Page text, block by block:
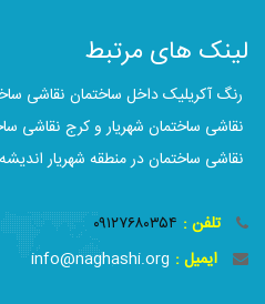
لینک های مرتبط
رنگ آکریلیک داخل ساختمان نقاشی
نقاشی ساختمان شهریار و کرج نقاشی
نقاشی ساختمان در منطقه شهریار اندیشه
تلفن : ۰۹۱۲۷۶۸۰۳۵۴
ایمیل : info@naghashi.org